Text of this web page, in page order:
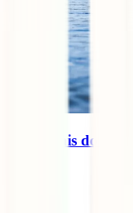
fluviais do